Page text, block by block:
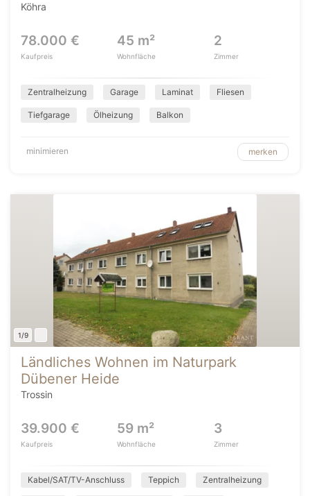
Köhra
78.000 €
Kaufpreis
45 m²
Wohnfläche
2
Zimmer
Zentralheizung Garage Laminat Fliesen
Tiefgarage Ölheizung Balkon
minimieren merken
1/9
Ländliches Wohnen im Naturpark
Dübener Heide
Trossin
39.900 €
Kaufpreis
59 m²
Wohnfläche
3
Zimmer
Kabel/SAT/TV-Anschluss Teppich Zentralheizung